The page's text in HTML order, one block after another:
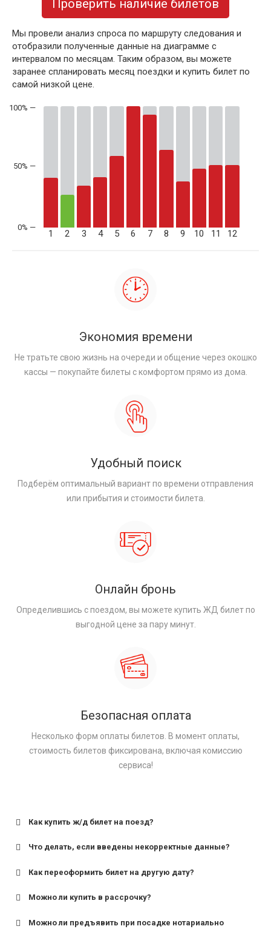
Проверить наличие билетов
Мы провели анализ спроса по маршруту следования и
отобразили полученные данные на диаграмме с
интервалом по месяцам. Таким образом, вы можете
заранее спланировать месяц поездки и купить билет по
самой низкой цене.
50% —
1 2 3 4 5 6 7 8 9 10 11 12
Экономия времени
Не тратьте свою жизнь на очереди и общение через окошко
кассы — покупайте билеты с комфортом прямо из дома.
Удобный поиск
Подберём оптимальный вариант по времени отправления
или прибытия и стоимости билета.
Онлайн бронь
Определившись с поездом, вы можете купить ЖД билет по
выгодной цене за пару минут.
Безопасная оплата
Несколько форм оплаты билетов. В момент оплаты,
стоимость билетов фиксирована, включая комиссию
сервиса!
Как купить ж/д билет на поезд?
Что делать, если введены некорректные данные?
Как переоформить билет на другую дату?
Можно ли купить в рассрочку?
Можно ли предъявить при посадке нотариально